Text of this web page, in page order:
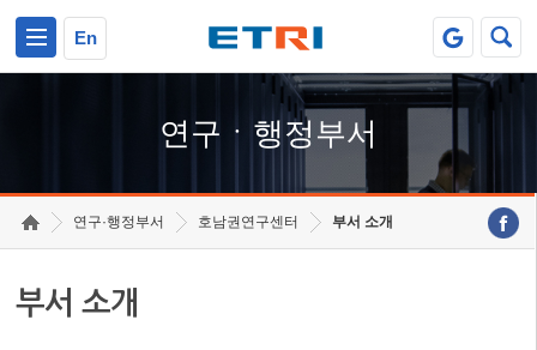
En
연구ㆍ행정부서
연구·행정부서 호남권연구센터 부서 소개
부서 소개